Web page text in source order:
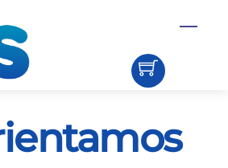
Menu